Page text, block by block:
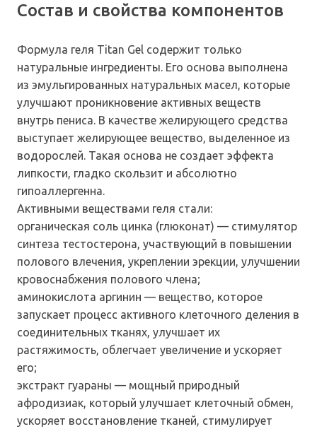
Состав и свойства компонентов
Формула геля Titan Gel содержит только
натуральные ингредиенты. Его основа выполнена
из эмульгированных натуральных масел, которые
улучшают проникновение активных веществ
внутрь пениса. В качестве желирующего средства
выступает желирующее вещество, выделенное из
водорослей. Такая основа не создает эффекта
липкости, гладко скользит и абсолютно
гипоаллергенна.
Активными веществами геля стали:
органическая соль цинка (глюконат) — стимулятор
синтеза тестостерона, участвующий в повышении
полового влечения, укреплении эрекции, улучшении
кровоснабжения полового члена;
аминокислота аргинин — вещество, которое
запускает процесс активного клеточного деления в
соединительных тканях, улучшает их
растяжимость, облегчает увеличение и ускоряет
его;
экстракт гуараны — мощный природный
афродизиак, который улучшает клеточный обмен,
ускоряет восстановление тканей, стимулирует